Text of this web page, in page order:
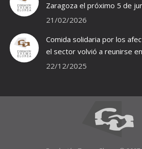
Zaragoza el próximo 5 de
21/02/2026
Comida solidaria por los
el sector volvió a reunirse
22/12/2025